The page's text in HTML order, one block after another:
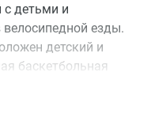
детьми и
езды.
детский и
баскетбольная